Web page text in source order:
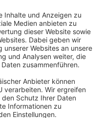
gemacht werden
Senatsverwaltung für
DE 114236103
Körperschaft befreit
I 9 KStg. unter der